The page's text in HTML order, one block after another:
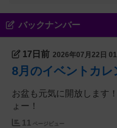
バックナンバー
17日前 2026年07月22日
8月のイベントカレ
お盆も元気に開放します
ょー！
11 ページビュー